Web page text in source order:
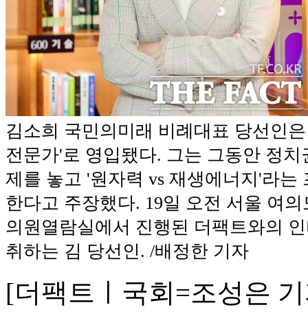
김소희 국민의미래 비례대표 당선인
전문가'로 영입됐다. 그는 그동안 정
제를 놓고 '원자력 vs 재생에너지'라는
한다고 주장했다. 19일 오전 서울 여
의원열람실에서 진행된 더팩트와의
취하는 김 당선인. /배정한 기자
[더팩트ㅣ국회=조성은